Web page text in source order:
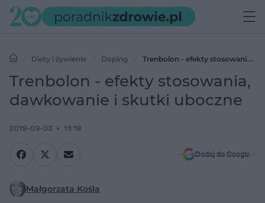
Diety i żywienie Doping
Trenbolon - efekty stosowania,
dawkowanie i skutki uboczne
Trenbolon - efekty stosowania,
dawkowanie i skutki uboczne
2019-09-03 11:18
Dodaj do Google
Małgorzata Kośla